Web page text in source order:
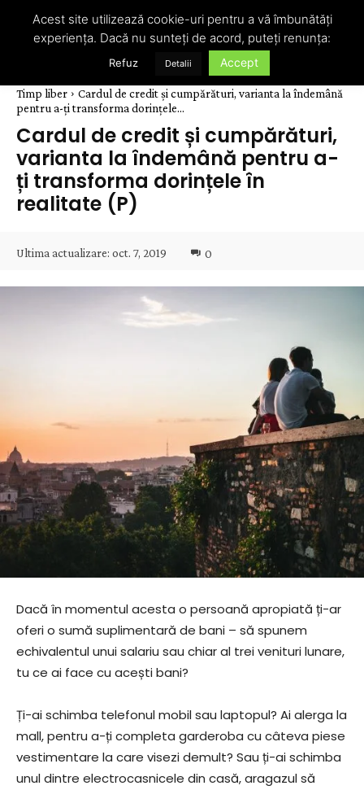
Timp liber
Cardul de credit și cumpărături, varianta la îndemână
pentru a-ți transforma dorințele...
Cardul de credit și cumpărături,
varianta la îndemână pentru a-
ți transforma dorințele în
realitate (P)
Ultima actualizare: oct. 7, 2019 0
Dacă în momentul acesta o persoană apropiată ți-ar
oferi o sumă suplimentară de bani – să spunem
echivalentul unui salariu sau chiar al trei venituri lunare,
tu ce ai face cu acești bani?
Ți-ai schimba telefonul mobil sau laptopul? Ai alerga la
mall, pentru a-ți completa garderoba cu câteva piese
vestimentare la care visezi demult? Sau ți-ai schimba
unul dintre electrocasnicele din casă, aragazul să
Acest site utilizează cookie-uri pentru a vă îmbunătăți
experiența. Dacă nu sunteți de acord, puteți renunța:
Refuz Detalii Accept